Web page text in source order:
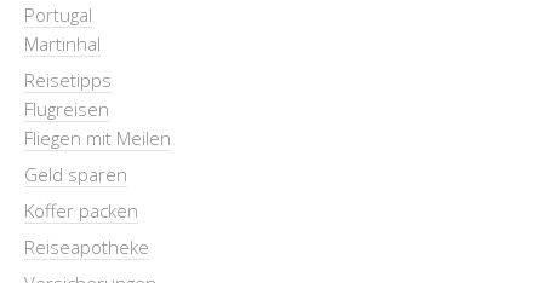
Portugal
Martinhal
Reisetipps
Flugreisen
Fliegen mit Meilen
Geld sparen
Koffer packen
Reiseapotheke